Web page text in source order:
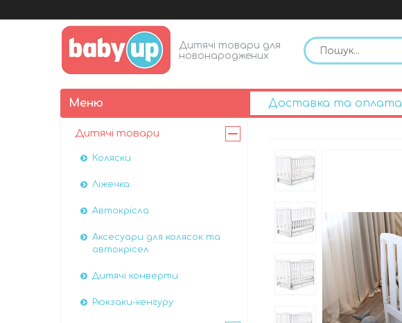
Дитячі товари для
новонароджених
Доставка та оплата
Дитячі товари
Коляски
Ліжечка
Автокрісла
Аксесуари для колясок та
автокрісел
Дитячі конверти
Рюкзаки-кенгуру